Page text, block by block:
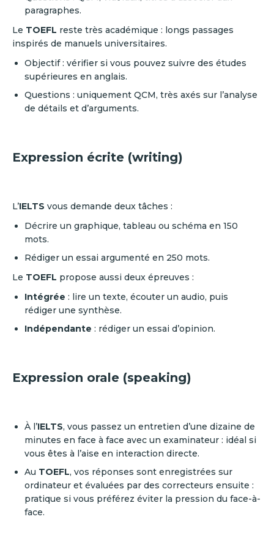
paragraphes.
Le TOEFL reste très académique : longs passages
inspirés de manuels universitaires.
Objectif : vérifier si vous pouvez suivre des études
supérieures en anglais.
Questions : uniquement QCM, très axés sur l’analyse
de détails et d’arguments.
Expression écrite (writing)
L’IELTS vous demande deux tâches :
Décrire un graphique, tableau ou schéma en 150
mots.
Rédiger un essai argumenté en 250 mots.
Le TOEFL propose aussi deux épreuves :
Intégrée : lire un texte, écouter un audio, puis
rédiger une synthèse.
Indépendante : rédiger un essai d’opinion.
Expression orale (speaking)
À l’IELTS, vous passez un entretien d’une dizaine de
minutes en face à face avec un examinateur : idéal si
vous êtes à l’aise en interaction directe.
Au TOEFL, vos réponses sont enregistrées sur
ordinateur et évaluées par des correcteurs ensuite :
pratique si vous préférez éviter la pression du face-à-
face.